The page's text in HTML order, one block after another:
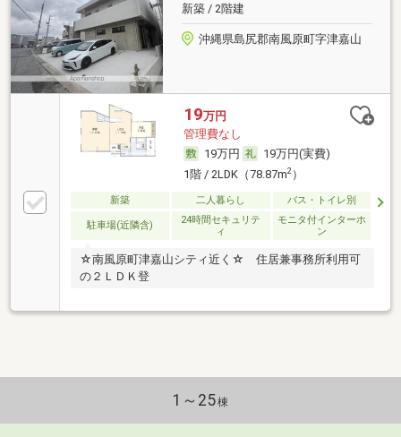
新築 / 2階建
沖縄県島尻郡南風原町字津嘉山
19万円
管理費なし
19万円
19万円(実費)
1階 / 2LDK（78.87m2）
新築 二人暮らし バス・トイレ別
駐車場(近隣含)
24時間セキュリテ
ィ
モニタ付インターホ
ン
☆南風原町津嘉山シティ近く☆ 住居兼事務所利用可
の２ＬＤＫ登
1～25棟